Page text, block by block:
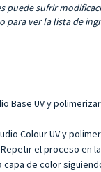
puede sufrir
para ver la lista de
Base UV y polimerizar
Colour UV y
el proceso en
capa de color